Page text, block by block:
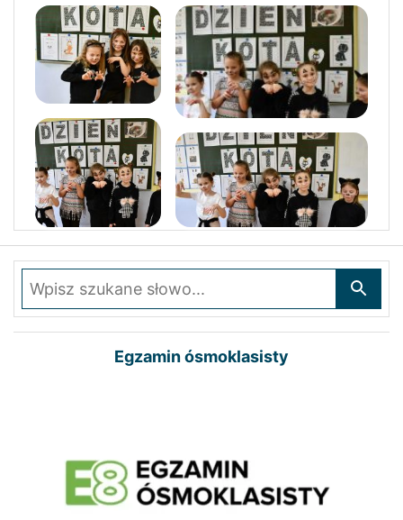
Wpisz szukane słowo
Egzamin ósmoklasisty